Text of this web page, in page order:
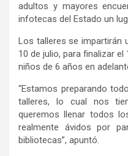
adultos y mayores
infotecas del Estado un
Los talleres se impartirán
10 de julio, para finalizar
niños de 6 años en
“Estamos preparando
talleres, lo cual nos
queremos llenar todos
realmente ávidos por
bibliotecas”, apuntó.